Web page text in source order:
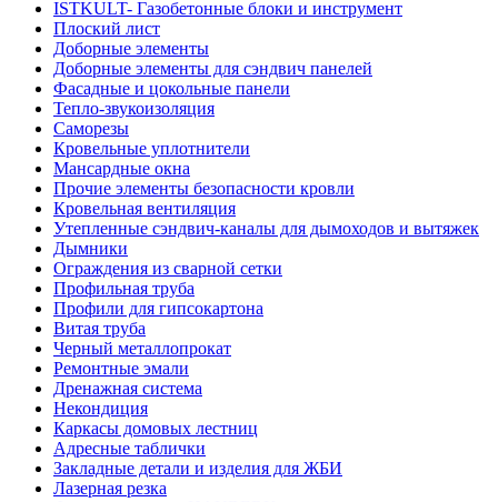
ISTKULT- Газобетонные блоки и инструмент
Плоский лист
Доборные элементы
Доборные элементы для сэндвич панелей
Фасадные и цокольные панели
Тепло-звукоизоляция
Саморезы
Кровельные уплотнители
Мансардные окна
Прочие элементы безопасности кровли
Кровельная вентиляция
Утепленные сэндвич-каналы для дымоходов и вытяжек
Дымники
Ограждения из сварной сетки
Профильная труба
Профили для гипсокартона
Витая труба
Черный металлопрокат
Ремонтные эмали
Дренажная система
Некондиция
Каркасы домовых лестниц
Адресные таблички
Закладные детали и изделия для ЖБИ
Лазерная резка